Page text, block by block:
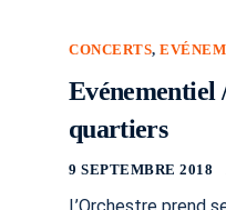
CONCERTS,
Evénementiel
quartiers
9 SEPTEMBRE 2018